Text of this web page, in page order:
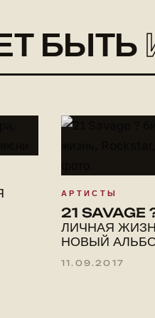
БЫТЬ
АРТИСТЫ
21 SAVAGE
ЛИЧНАЯ
НОВЫЙ
11.09.2017